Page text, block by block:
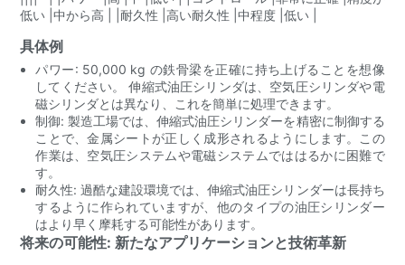
低い |中から高 | |耐久性 |高い耐久性 |中程度 |低い |
具体例
パワー: 50,000 kg の鉄骨梁を正確に持ち上げることを想像
してください。 伸縮式油圧シリンダは、空気圧シリンダや電
磁シリンダとは異なり、これを簡単に処理できます。
制御: 製造工場では、伸縮式油圧シリンダーを精密に制御する
ことで、金属シートが正しく成形されるようにします。この
作業は、空気圧システムや電磁システムでははるかに困難で
す。
耐久性: 過酷な建設環境では、伸縮式油圧シリンダーは長持ち
するように作られていますが、他のタイプの油圧シリンダー
はより早く摩耗する可能性があります。
将来の可能性: 新たなアプリケーションと技術革新